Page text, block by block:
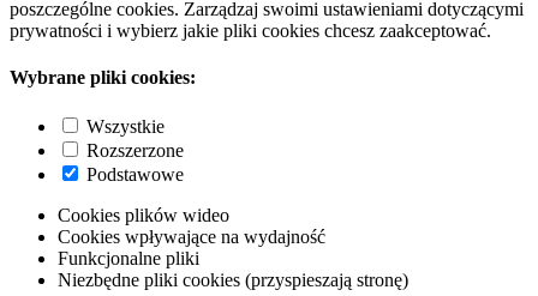
poszczególne cookies. Zarządzaj swoimi ustawieniami dotyczącymi
prywatności i wybierz jakie pliki cookies chcesz zaakceptować.
Wybrane pliki cookies:
Wszystkie
Rozszerzone
Podstawowe
Cookies plików wideo
Cookies wpływające na wydajność
Funkcjonalne pliki
Niezbędne pliki cookies (przyspieszają stronę)